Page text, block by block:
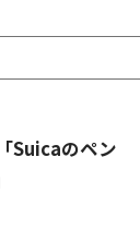
Suicaのペン